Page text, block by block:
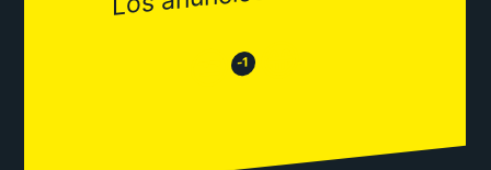
😒 -1 😂